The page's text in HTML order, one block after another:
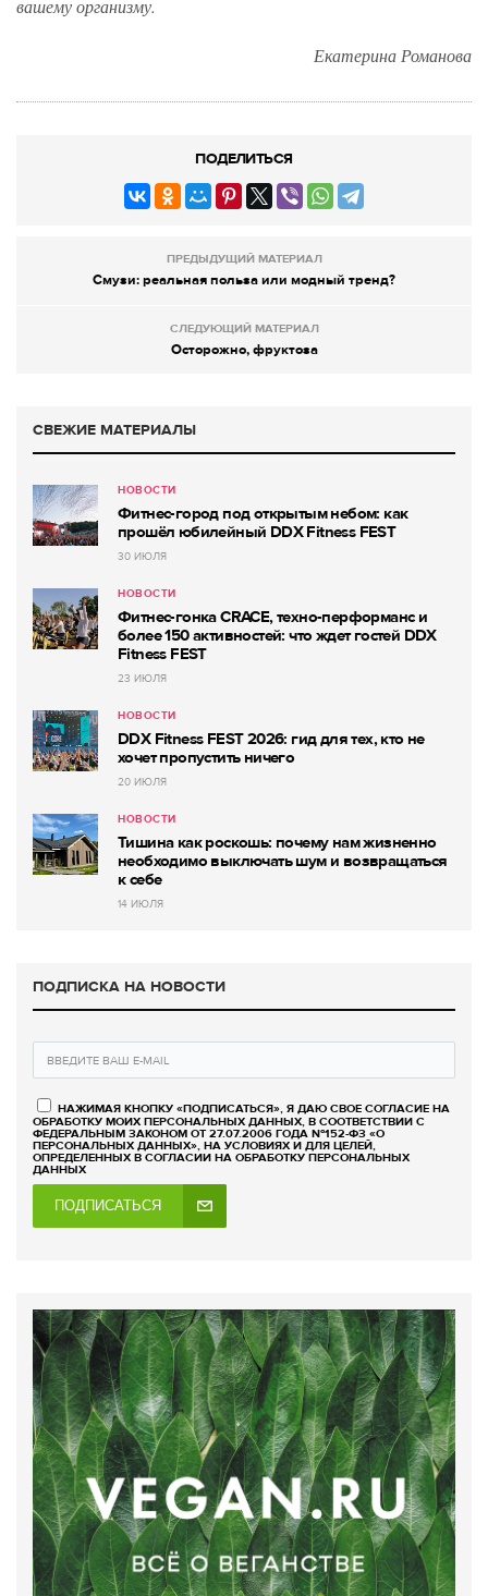
вашему организму.
Екатерина Романова
ПОДЕЛИТЬСЯ
ПРЕДЫДУЩИЙ МАТЕРИАЛ
Смузи: реальная польза или модный тренд?
СЛЕДУЮЩИЙ МАТЕРИАЛ
Осторожно, фруктоза
СВЕЖИЕ МАТЕРИАЛЫ
НОВОСТИ
Фитнес-город под открытым небом: как
прошёл юбилейный DDX Fitness FEST
30 ИЮЛЯ
НОВОСТИ
Фитнес-гонка CRACE, техно-перформанс и
более 150 активностей: что ждет гостей DDX
Fitness FEST
23 ИЮЛЯ
НОВОСТИ
DDX Fitness FEST 2026: гид для тех, кто не
хочет пропустить ничего
20 ИЮЛЯ
НОВОСТИ
Тишина как роскошь: почему нам жизненно
необходимо выключать шум и возвращаться
к себе
14 ИЮЛЯ
ПОДПИСКА НА НОВОСТИ
НАЖИМАЯ КНОПКУ «ПОДПИСАТЬСЯ», Я ДАЮ СВОЕ СОГЛАСИЕ НА
ОБРАБОТКУ МОИХ ПЕРСОНАЛЬНЫХ ДАННЫХ, В СООТВЕТСТВИИ С
ФЕДЕРАЛЬНЫМ ЗАКОНОМ ОТ 27.07.2006 ГОДА №152-ФЗ «О
ПЕРСОНАЛЬНЫХ ДАННЫХ», НА УСЛОВИЯХ И ДЛЯ ЦЕЛЕЙ,
ОПРЕДЕЛЕННЫХ В СОГЛАСИИ НА ОБРАБОТКУ ПЕРСОНАЛЬНЫХ
ДАННЫХ
ПОДПИСАТЬСЯ